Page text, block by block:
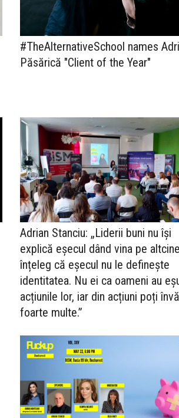
#TheAlternativeSchool names
Păsărică "Client of the Year"
Adrian Stanciu: „Liderii buni nu își
explică eșecul dând vina pe
înțeleg că eșecul nu le definește
identitatea. Nu ei ca oameni au
acțiunile lor, iar din acțiuni poți
foarte multe.”